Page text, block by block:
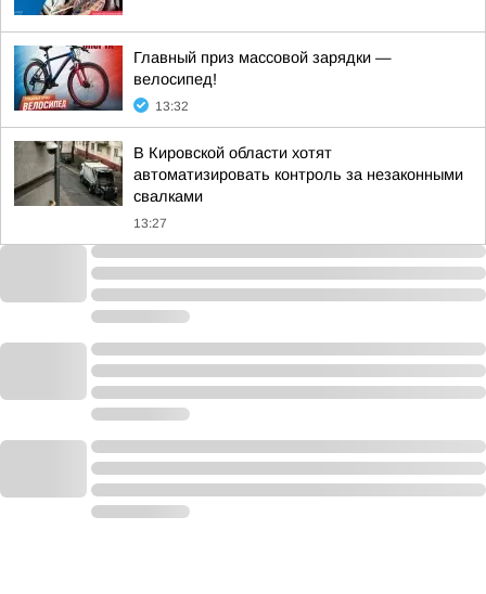
Главный приз массовой зарядки —
велосипед!
13:32
В Кировской области хотят
автоматизировать контроль за незаконными
свалками
13:27